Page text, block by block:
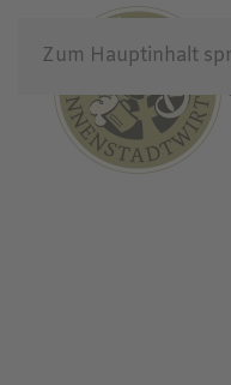
Zum Hauptinhalt